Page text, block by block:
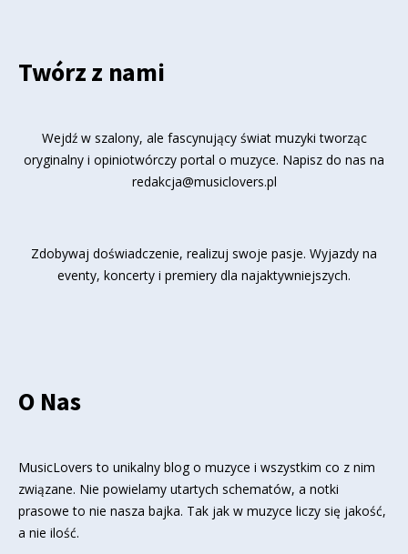
Twórz z nami
Wejdź w szalony, ale fascynujący świat muzyki tworząc
oryginalny i opiniotwórczy portal o muzyce. Napisz do nas na
redakcja@musiclovers.pl
Zdobywaj doświadczenie, realizuj swoje pasje. Wyjazdy na
eventy, koncerty i premiery dla najaktywniejszych.
O Nas
MusicLovers to unikalny blog o muzyce i wszystkim co z nim
związane. Nie powielamy utartych schematów, a notki
prasowe to nie nasza bajka. Tak jak w muzyce liczy się jakość,
a nie ilość.